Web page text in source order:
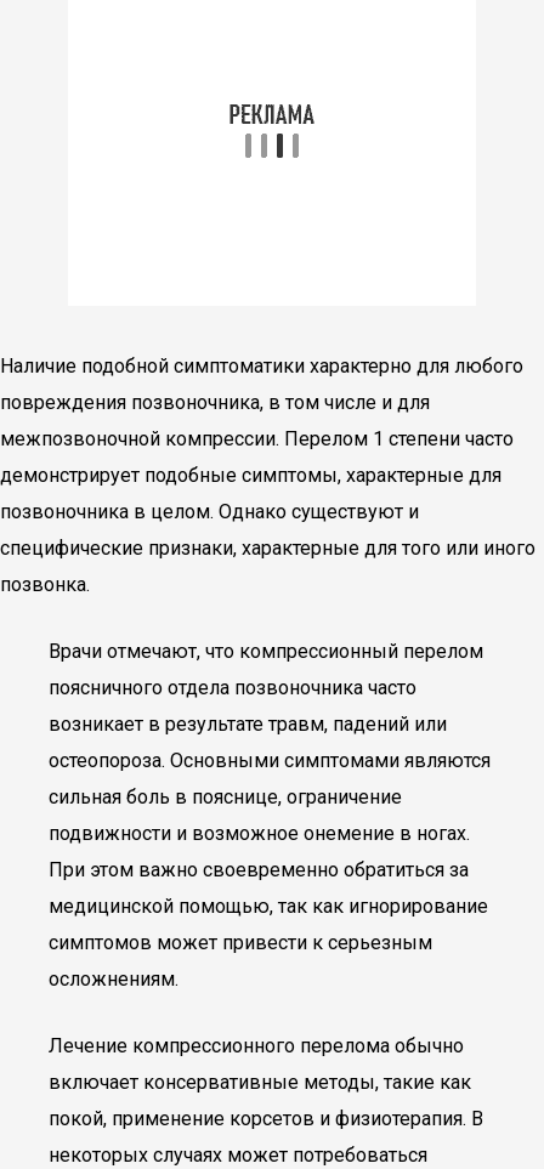
Наличие подобной симптоматики характерно для любого
повреждения позвоночника, в том числе и для
межпозвоночной компрессии. Перелом 1 степени часто
демонстрирует подобные симптомы, характерные для
позвоночника в целом. Однако существуют и
специфические признаки, характерные для того или иного
позвонка.
Врачи отмечают, что компрессионный перелом
поясничного отдела позвоночника часто
возникает в результате травм, падений или
остеопороза. Основными симптомами являются
сильная боль в пояснице, ограничение
подвижности и возможное онемение в ногах.
При этом важно своевременно обратиться за
медицинской помощью, так как игнорирование
симптомов может привести к серьезным
осложнениям.
Лечение компрессионного перелома обычно
включает консервативные методы, такие как
покой, применение корсетов и физиотерапия. В
некоторых случаях может потребоваться